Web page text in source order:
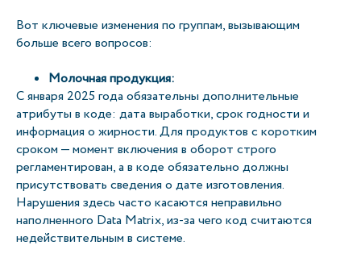
Вот ключевые изменения по группам, вызывающим
больше всего вопросов:
Молочная продукция:
С января 2025 года обязательны дополнительные
атрибуты в коде: дата выработки, срок годности и
информация о жирности. Для продуктов с коротким
сроком — момент включения в оборот строго
регламентирован, а в коде обязательно должны
присутствовать сведения о дате изготовления.
Нарушения здесь часто касаются неправильно
наполненного Data Matrix, из-за чего код считаются
недействительным в системе.